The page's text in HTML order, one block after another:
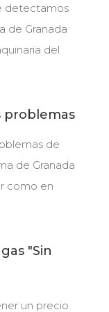
detectamos
de Granada
del
problemas
de
de Granada
como en
"Sin
un precio